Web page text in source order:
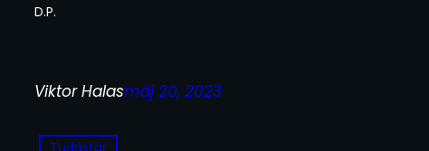
D.P.
Viktor Halasmáj 20, 2023